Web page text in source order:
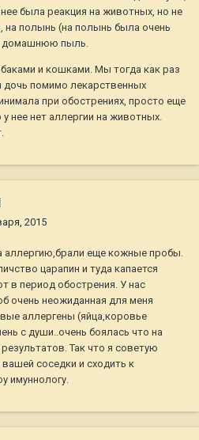
была реакция на животных, но не
на полынь (на полынь была очень
домашнюю пыль.
и кошками. Мы тогда как раз
дочь помимо лекарственных
при обострениях, просто еще
нее нет аллергии на животных.
2015
аллергию,брали еще кожные пробы.
царапин и туда капается
в период обострения. У нас
очень неожиданная для меня
аллергены (яйца,коровье
с души..очень боялась что на
Так что я советую
соседки и сходить к
имуннологу.